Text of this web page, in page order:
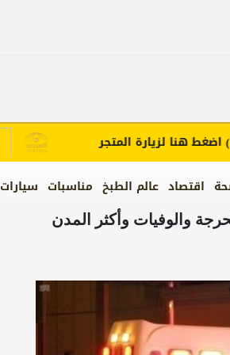
اقتصاد عالم الطبخ مناسبات سيارات
لزيارة المتجر
والوفيات وأكثر المدن